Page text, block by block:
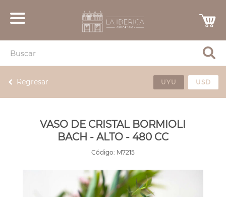
Regresar UYU USD
VASO DE CRISTAL BORMIOLI
BACH - ALTO - 480 CC
Código: M7215